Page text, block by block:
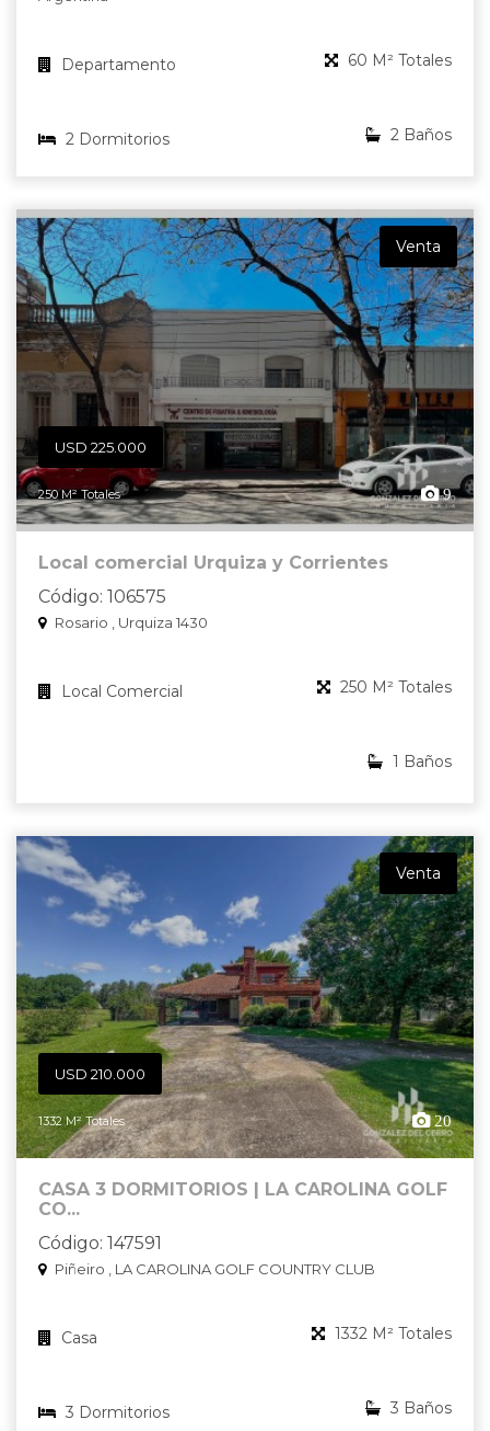
Departamento 60 M² Totales
2 Dormitorios 2 Baños
Venta
USD 225.000
250 M² Totales 9
Local comercial Urquiza y Corrientes
Código: 106575
Rosario , Urquiza 1430
Local Comercial 250 M² Totales
1 Baños
Venta
USD 210.000
1332 M² Totales 20
CASA 3 DORMITORIOS | LA CAROLINA GOLF
CO...
Código: 147591
Piñeiro , LA CAROLINA GOLF COUNTRY CLUB
Casa 1332 M² Totales
3 Dormitorios 3 Baños